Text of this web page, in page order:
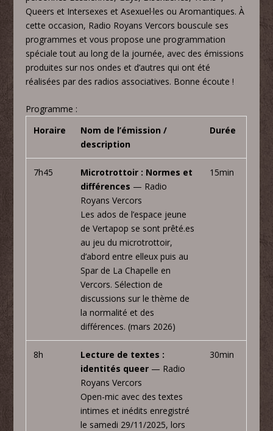
Queers et Intersexes et Asexuel·les ou Aromantiques. À
cette occasion, Radio Royans Vercors bouscule ses
programmes et vous propose une programmation
spéciale tout au long de la journée, avec des émissions
produites sur nos ondes et d’autres qui ont été
réalisées par des radios associatives. Bonne écoute !
Programme :
Horaire
Nom de l’émission /
description
Durée
7h45
Microtrottoir : Normes et
différences — Radio
Royans Vercors
Les ados de l’espace jeune
de Vertapop se sont prêté.es
au jeu du microtrottoir,
d’abord entre elleux puis au
Spar de La Chapelle en
Vercors. Sélection de
discussions sur le thème de
la normalité et des
différences. (mars 2026)
15min
8h
Lecture de textes :
identités queer — Radio
Royans Vercors
Open-mic avec des textes
intimes et inédits enregistré
le samedi 29/11/2025, lors
30min